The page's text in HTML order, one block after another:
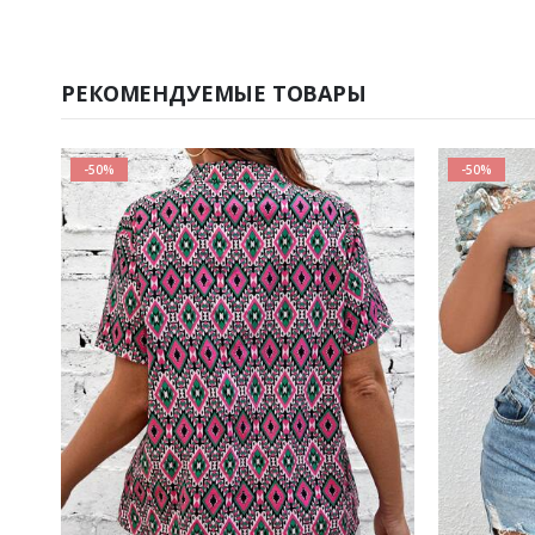
РЕКОМЕНДУЕМЫЕ ТОВАРЫ
-50% -50%